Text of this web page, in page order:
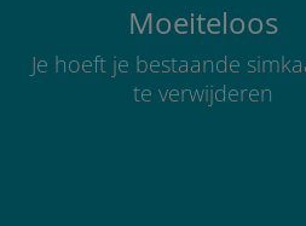
Moeiteloos
Je hoeft je bestaande
te verwijderen